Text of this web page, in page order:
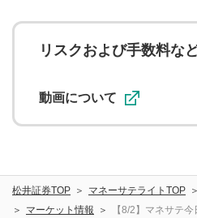
ことを承諾したものとします
に関する著作者人格権を行使
用者が投稿したコメントは、
ることがあります。
リスクおよび手数料な
動画について
松井証券TOP マネーサテライトTOP
マーケット情報
【8/2】マネサテ